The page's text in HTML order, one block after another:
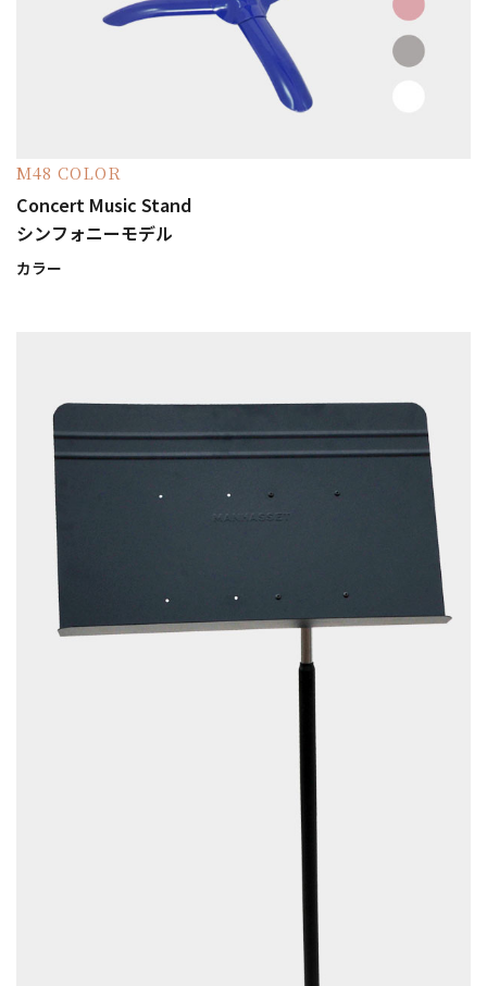
M48 COLOR
Concert Music Stand
シンフォニーモデル
カラー